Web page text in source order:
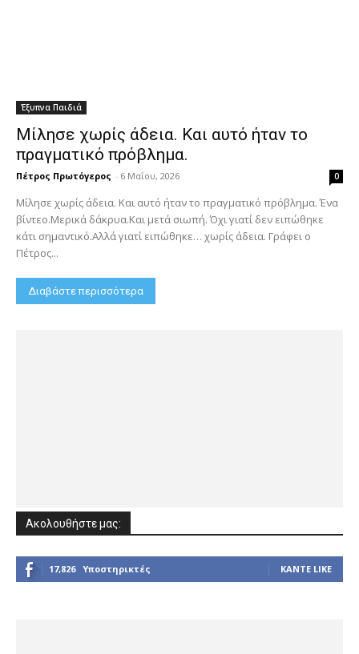
Έξυπνα Παιδιά
Μίλησε χωρίς άδεια. Και αυτό ήταν το
πραγματικό πρόβλημα.
Πέτρος Πρωτόγερος - 6 Μαΐου, 2026 0
Μίλησε χωρίς άδεια. Και αυτό ήταν το πραγματικό πρόβλημα. Ένα
βίντεο.Μερικά δάκρυα.Και μετά σιωπή. Όχι γιατί δεν ειπώθηκε
κάτι σημαντικό.Αλλά γιατί ειπώθηκε… χωρίς άδεια. Γράφει ο
Πέτρος...
Διαβάστε περισσότερα
Ακολουθήστε μας:
17,826 Υποστηρικτές ΚΆΝΤΕ LIKE